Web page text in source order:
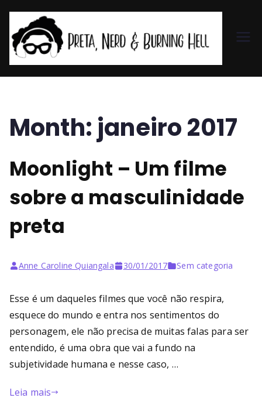
et
a,
N
er
d
Bu
rni
ng
Month: janeiro 2017
Moonlight – Um filme
sobre a masculinidade
preta
Anne Caroline Quiangala 30/01/2017 Sem categoria
Esse é um daqueles filmes que você não respira,
esquece do mundo e entra nos sentimentos do
personagem, ele não precisa de muitas falas para ser
entendido, é uma obra que vai a fundo na
subjetividade humana e nesse caso, …
Leia mais